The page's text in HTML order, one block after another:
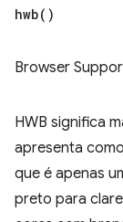
hwb( )
Browser
HWB significa
apresenta
que é apenas
preto para